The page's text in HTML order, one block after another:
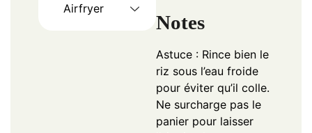
Airfryer
Notes
Astuce : Rince bien le
riz sous l’eau froide
pour éviter qu’il colle.
Ne surcharge pas le
panier pour laisser